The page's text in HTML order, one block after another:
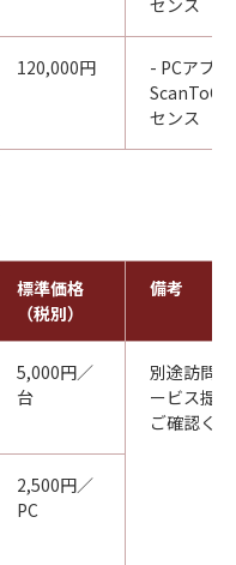
センス
120,000円
- PCアプ
センス
標準価格
（税別）
備考
5,000円／
台
別途訪問
ービス提
ご確認く
2,500円／
PC